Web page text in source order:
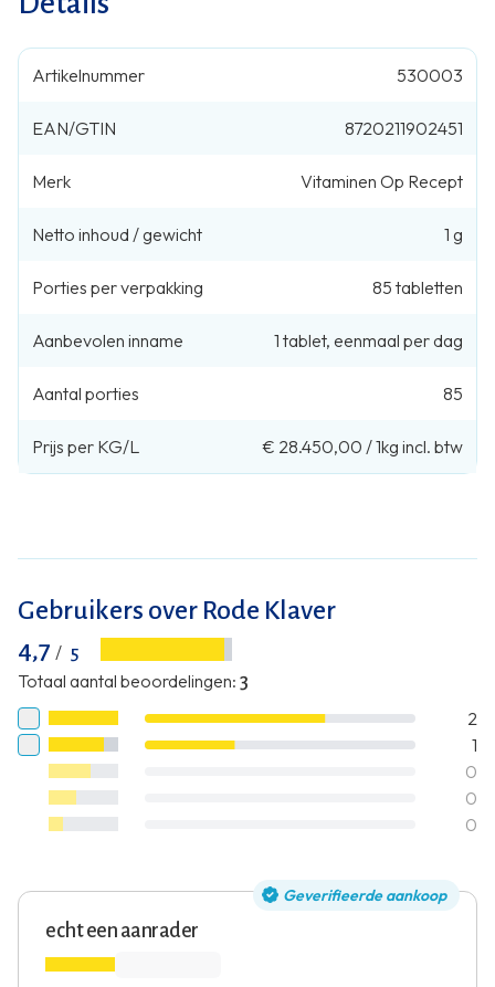
Artikelnummer 530003
EAN/GTIN 8720211902451
Merk Vitaminen Op Recept
Netto inhoud / gewicht 1 g
Porties per verpakking 85 tabletten
Aanbevolen inname 1 tablet, eenmaal per dag
Aantal porties 85
Prijs per KG/L € 28.450,00 /1kg incl. btw
Gebruikers over Rode Klaver
4,7 / 5
Totaal aantal beoordelingen: 3
2
1
0
0
0
Geverifieerde aankoop
echt een aanrader